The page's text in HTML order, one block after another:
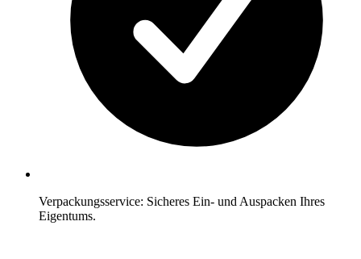
Verpackungsservice: Sicheres Ein- und Auspacken Ihres
Eigentums.